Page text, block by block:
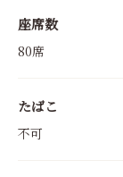
座席数
80席
たばこ
不可